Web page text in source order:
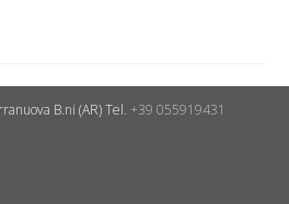
B.ni (AR)Tel. +39 055919431